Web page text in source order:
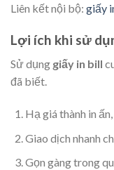
Liên kết nội bộ: giấy
Lợi ích khi sử
Sử dụng giấy in bill
đã biết.
Hạ giá thành in
Giao dịch nhanh
Gọn gàng trong